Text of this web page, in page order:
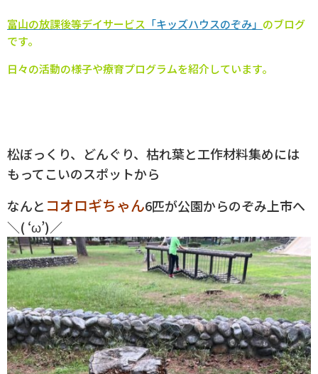
富山の放課後等デイサービス 「キッズハウスのぞみ」 のブログ
です。
日々の活動の様子や療育プログラムを紹介しています。
松ぼっくり、どんぐり、枯れ葉と工作材料集めには
もってこいのスポットから
なんと コオロギちゃん6匹が公園からのぞみ上市へ
＼( ‘ω’)／